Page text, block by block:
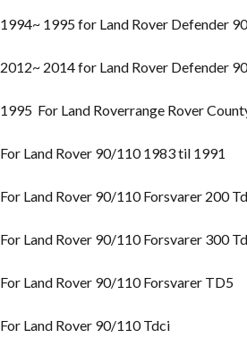
1994~ 1995 for Land Rover Defender 90
2012~ 2014 for Land Rover Defender 90
1995 For Land Roverrange Rover
For Land Rover 90/110 1983 til 1991
For Land Rover 90/110 Forsvarer 200
For Land Rover 90/110 Forsvarer 300
For Land Rover 90/110 Forsvarer TD5
For Land Rover 90/110 Tdci